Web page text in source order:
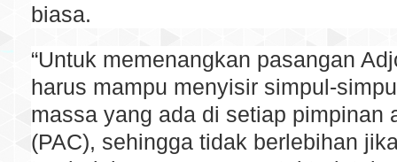
biasa.
“Untuk memenangkan pasangan
harus mampu menyisir simpul-
massa yang ada di setiap pimpinan
(PAC), sehingga tidak berlebihan